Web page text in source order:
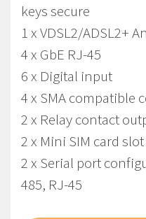
keys secure
1 x VDSL2/ADSL2+
4 x GbE RJ-45
6 x Digital input
4 x SMA compatible
2 x Relay contact
2 x Mini SIM card slot
2 x Serial port
485, RJ-45